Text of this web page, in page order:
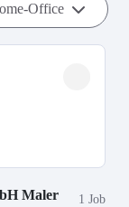
Office
Maler 1 Job